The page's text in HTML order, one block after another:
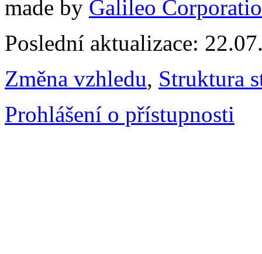
made by Galileo
Poslední aktualizace:
Změna vzhledu, Struktura
Prohlášení o přístupnosti